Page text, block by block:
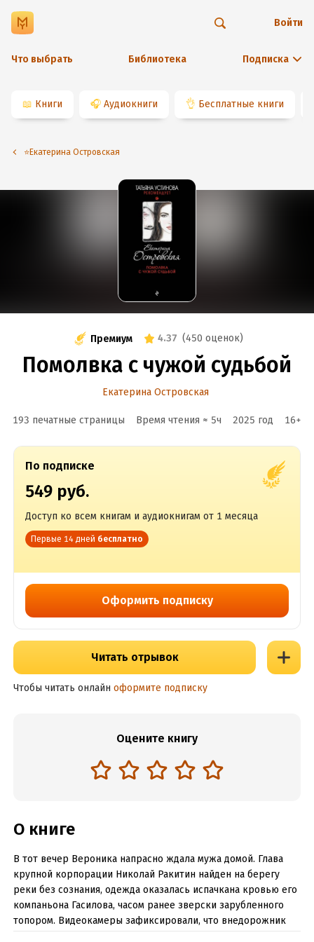
Что выбрать Библиотека Подписка
Войти
📖 Книги 🎧 Аудиокниги 👌 Бесплатные книги
⭐️Екатерина Островская
Премиум 4.37 (450 оценок)
Помолвка с чужой судьбой
Екатерина Островская
193 печатные страницы Время чтения ≈ 5ч 2025 год 16+
По подписке
549 руб.
Доступ ко всем книгам и аудиокнигам от 1 месяца
Первые 14 дней бесплатно
Оформить подписку
Читать отрывок
Чтобы читать онлайн оформите подписку
Оцените книгу
О книге
В тот вечер Вероника напрасно ждала мужа домой. Глава
крупной корпорации Николай Ракитин найден на берегу
реки без сознания, одежда оказалась испачкана кровью его
компаньона Гасилова, часом ранее зверски зарубленного
топором. Видео­камеры зафиксировали, что внедорожник